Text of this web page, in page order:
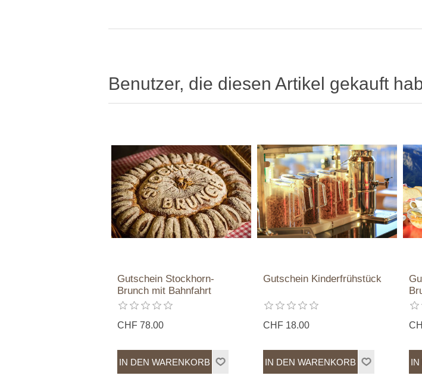
Benutzer, die diesen Artikel gekauft
Gutschein Stockhorn-
Brunch mit Bahnfahrt
CHF 78.00
Gutschein Kinderfrühstück
CHF 18.00